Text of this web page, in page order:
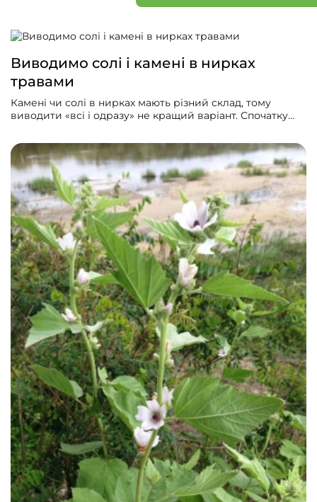
Виводимо солі і камені в нирках
травами
Камені чи солі в нирках мають різний склад, тому
виводити «всі і одразу» не кращий варіант. Спочатку